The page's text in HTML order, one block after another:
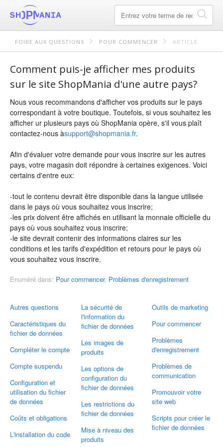
FOIRE AUX QUESTIONS POUR COMMENCER ARTICLE
Autres questions
Caractéristiques du
fichier de données
Compléter le compte
Compte suspendu
Configuration et
utilisation du fichier
de données
Coûts et obligations
L'installation du code
La sécurité de
l'information du
fichier de données
Les images de
produits
Les options de
configuration du
fichier de données
Les restrictions du
fichier de données
Mise à niveau des
produits
Outils de marketing
Pour commencer
Problèmes
d'enregistrement
Problèmes de
communication
Promouvoir votre
site web
Scripts pour créer le
fichier de données
Comment puis-je afficher mes produits
sur le site ShopMania d'une autre pays?
Nous vous recommandons d'afficher vos produits sur le pays
correspondant à votre boutique. Toutefois, si vous souhaitez les
afficher ur plusieurs pays où ShopMania opère, s'il vous plaît
contactez-nous àsupport@shopmania.fr.
Afin d'évaluer votre demande pour vous inscrire sur les autres
pays, votre magasin doit répondre à certaines exigences. Voici
certains d'entre eux:
-tout le contenu devrait être disponible dans la langue utilisée
dans le pays où vous souhaitez vous inscrire;
-les prix doivent être affichés en utilisant la monnaie officielle du
pays où vous souhaitez vous inscrire;
-le site devrait contenir des informations claires sur les
conditions et les tarifs d'expédition et retours pour le pays où
vous souhaitez vous inscrire.
Enuméré dans: Pour commencer, Problèmes d'enregistrement